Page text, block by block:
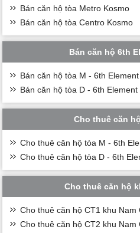
Bán căn hộ tòa Metro Kosmo
Bán căn hộ tòa Centro Kosmo
Bán căn hộ 6th
Bán căn hộ tòa M - 6th Element
Bán căn hộ tòa D - 6th Element
Cho thuê căn
Cho thuê căn hộ tòa M - 6th
Cho thuê căn hộ tòa D - 6th
Cho thuê căn hộ
Cho thuê căn hộ CT1 khu Nam
Cho thuê căn hộ CT2 khu Nam